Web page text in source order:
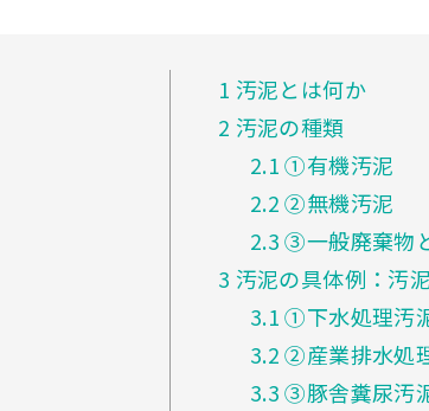
1 汚泥とは何か
2 汚泥の種類
2.1①有機汚泥
2.2②無機汚泥
2.3③一般廃棄物
3 汚泥の具体例：汚
3.1①下水処理汚
3.2②産業排水処
3.3③豚舎糞尿汚